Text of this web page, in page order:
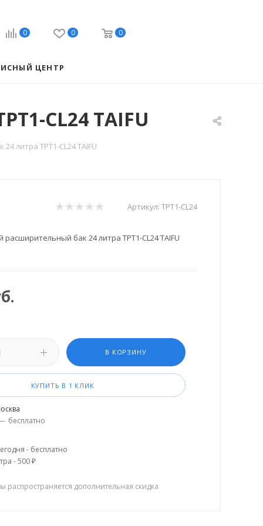
0 0 0
ЦЕНТР
CL24 TAIFU
литра TPT1-CL24 TAIFU
Артикул: TPT1-CL24
бак 24 литра TPT1-CL24 TAIFU
В КОРЗИНУ
КУПИТЬ В 1 КЛИК
бесплатно
- бесплатно
- 500 ₽
распространяется дополнительная скидка